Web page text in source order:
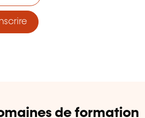
de formation